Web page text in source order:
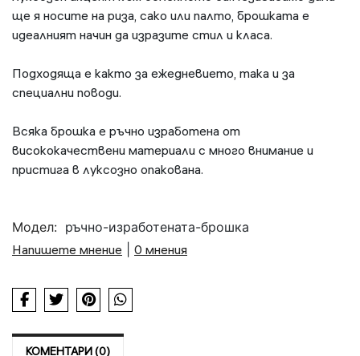
ще я носите на риза, сако или палто, брошката е
идеалният начин да изразите стил и класа.
Подходяща е както за ежедневието, така и за
специални поводи.
Всяка брошка е ръчно изработена от
висококачествени материали с много внимание и
пристига в луксозно опакована.
Модел: ръчно-изработената-брошка
Напишете мнение
0 мнения
КОМЕНТАРИ (0)